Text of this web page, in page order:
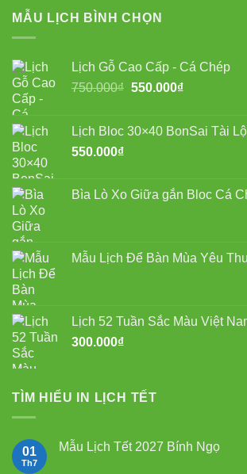
MẪU LỊCH BÌNH CHỌN
Lịch Gỗ Cao Cấp - Cá Chép
750.000₫ Giá
750.000₫.
550.000₫Giá
là:
Lịch Bloc 30×40 BonSai Tài
550.000₫
Bìa Lò Xo Giữa gắn Bloc Cá
Mẫu Lịch Để Bàn Mùa Yêu
Lịch 52 Tuần Sắc Màu Việt
300.000₫
TÌM HIỂU IN LỊCH TẾT
01
Th7
Mẫu Lịch Tết 2027 Bính Ngọ